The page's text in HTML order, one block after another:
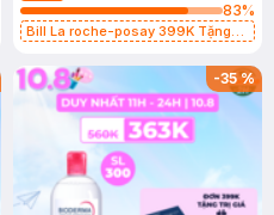
83%
Bill La roche-posay 399K Tặng
(SL có hạn)
-35%